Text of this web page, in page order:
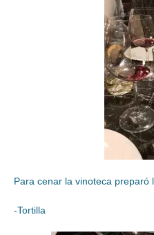
Para cenar la vinoteca preparó
-Tortilla